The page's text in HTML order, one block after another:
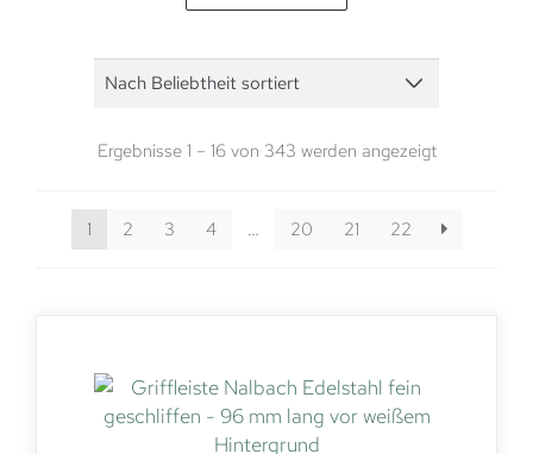
Ergebnisse 1 – 16 von 343 werden angezeigt
1 2 3 4 … 20 21 22